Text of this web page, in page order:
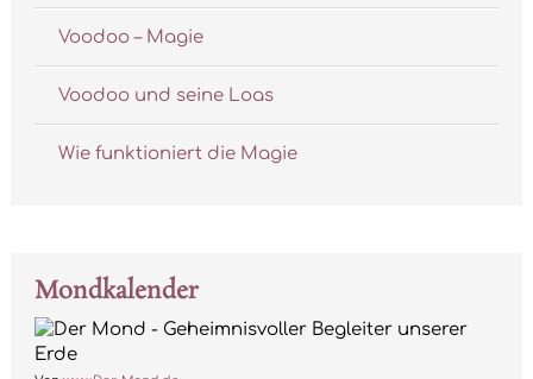
Voodoo – Magie
Voodoo und seine Loas
Wie funktioniert die Magie
Mondkalender